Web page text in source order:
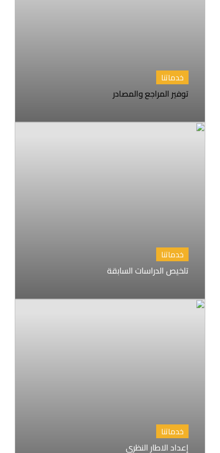
خدماتنا
توفير المراجع والمصادر
خدماتنا
تلخيص الدراسات السابقة
خدماتنا
إعداد الاطار النظري